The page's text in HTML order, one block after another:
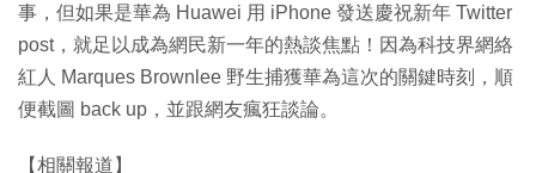
事，但如果是華為 Huawei 用 iPhone 發送慶祝新年 Twitter
post，就足以成為網民新一年的熱談焦點！因為科技界網絡
紅人 Marques Brownlee 野生捕獲華為這次的關鍵時刻，順
便截圖 back up，並跟網友瘋狂談論。
【相關報道】